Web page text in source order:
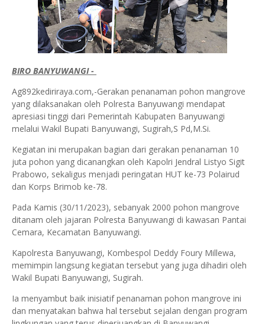
BIRO BANYUWANGI -
Ag892kediriraya.com,-Gerakan penanaman pohon mangrove
yang dilaksanakan oleh Polresta Banyuwangi mendapat
apresiasi tinggi dari Pemerintah Kabupaten Banyuwangi
melalui Wakil Bupati Banyuwangi, Sugirah,S Pd,M.Si.
Kegiatan ini merupakan bagian dari gerakan penanaman 10
juta pohon yang dicanangkan oleh Kapolri Jendral Listyo Sigit
Prabowo, sekaligus menjadi peringatan HUT ke-73 Polairud
dan Korps Brimob ke-78.
Pada Kamis (30/11/2023), sebanyak 2000 pohon mangrove
ditanam oleh jajaran Polresta Banyuwangi di kawasan Pantai
Cemara, Kecamatan Banyuwangi.
Kapolresta Banyuwangi, Kombespol Deddy Foury Millewa,
memimpin langsung kegiatan tersebut yang juga dihadiri oleh
Wakil Bupati Banyuwangi, Sugirah.
Ia menyambut baik inisiatif penanaman pohon mangrove ini
dan menyatakan bahwa hal tersebut sejalan dengan program